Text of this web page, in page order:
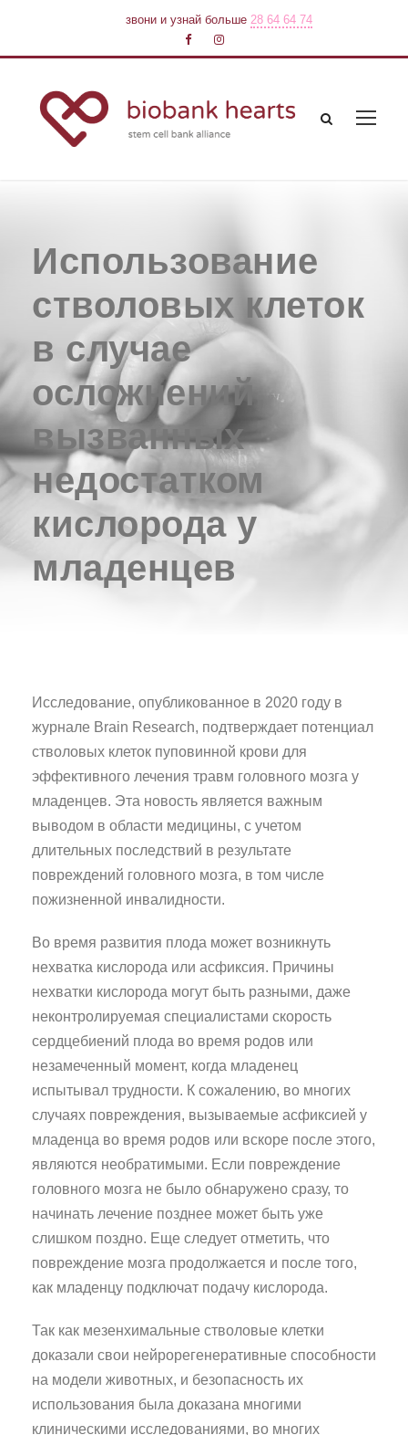
звони и узнай больше28 64 64 74
Использование
стволовых клеток
в случае
осложнений,
вызванных
недостатком
кислорода у
младенцев
Исследование, опубликованное в 2020 году в
журнале Brain Research, подтверждает потенциал
стволовых клеток пуповинной крови для
эффективного лечения травм головного мозга у
младенцев. Эта новость является важным
выводом в области медицины, с учетом
длительных последствий в результате
повреждений головного мозга, в том числе
пожизненной инвалидности.
Во время развития плода может возникнуть
нехватка кислорода или асфиксия. Причины
нехватки кислорода могут быть разными, даже
неконтролируемая специалистами скорость
сердцебиений плода во время родов или
незамеченный момент, когда младенец
испытывал трудности. К сожалению, во многих
случаях повреждения, вызываемые асфиксией у
младенца во время родов или вскоре после этого,
являются необратимыми. Если повреждение
головного мозга не было обнаружено сразу, то
начинать лечение позднее может быть уже
слишком поздно. Еще следует отметить, что
повреждение мозга продолжается и после того,
как младенцу подключат подачу кислорода.
Так как мезенхимальные стволовые клетки
доказали свои нейрорегенеративные способности
на модели животных, и безопасность их
использования была доказана многими
клиническими исследованиями, во многих